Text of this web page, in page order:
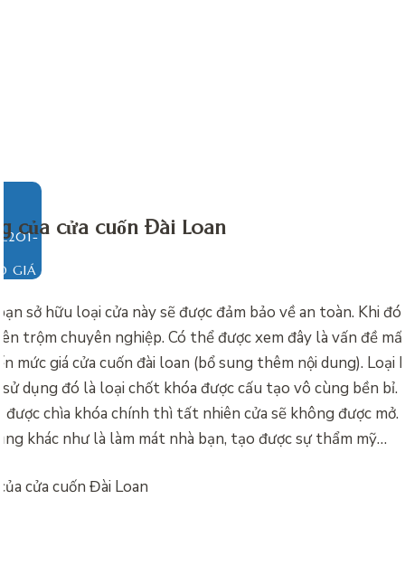
GIÁ
của cửa cuốn Đài Loan
sở hữu loại cửa này sẽ được đảm bảo về an toàn. Khi
trộm chuyên nghiệp. Có thể được xem đây là vấn đề
mứcgiá cửa cuốn đài loan (bổ sung thêm nội dung). Loại
dụng đó là loại chốt khóa được cấu tạo vô cùng bền bỉ.
chìa khóa chính thì tất nhiên cửa sẽ không được mở.
khác như là làm mát nhà bạn, tạo được sự thẩm mỹ…